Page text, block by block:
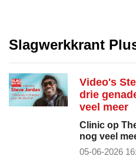
Slagwerkkrant
Video's
drie
veel meer
Clinic op
nog veel
05-06-2026